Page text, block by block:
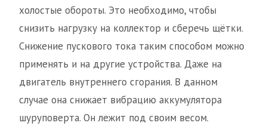
холостые обороты. Это необходимо, чтобы
снизить нагрузку на коллектор и сберечь щётки.
Снижение пускового тока таким способом можно
применять и на другие устройства. Даже на
двигатель внутреннего сгорания. В данном
случае она снижает вибрацию аккумулятора
шуруповерта. Он лежит под своим весом.